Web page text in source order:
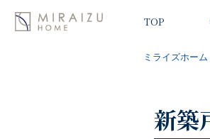
TOP
ミライズホーム
新